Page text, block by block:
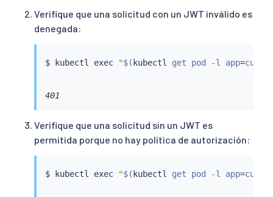
Verifique que una solicitud con un JWT inválido es
denegada:
$ kubectl exec "$( kubectl get pod -l app=curl -
401
Verifique que una solicitud sin un JWT es
permitida porque no hay política de autorización:
$ kubectl exec "$( kubectl get pod -l app=curl -